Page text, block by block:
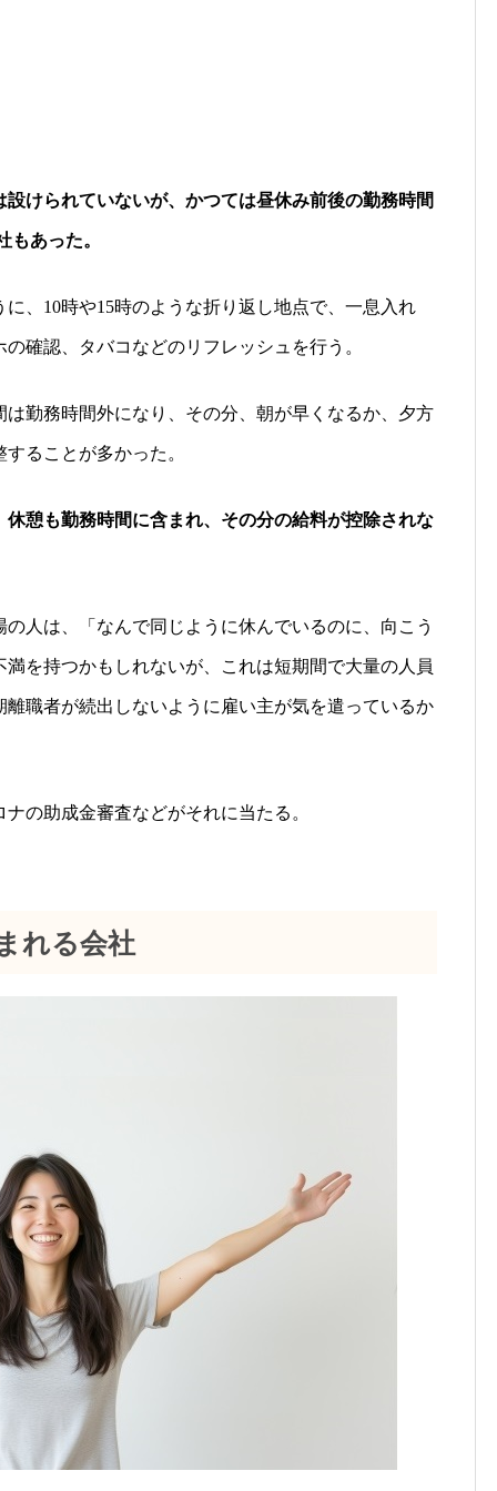
けられていないが、かつては昼休み前後の勤務時間
あった。
、 10時や15時のような折り返し地点で、一息入れ
確認、タバコなどのリフレッシュを行う。
勤務時間外になり、その分、朝が早くなるか、夕方
ることが多かった。
憩も勤務時間に含まれ、その分の給料が控除されな
人は、「なんで同じように休んでいるのに、向こう
を持つかもしれないが、これは短期間で大量の人員
職者が続出しないように雇い主が気を遣っているか
の助成金審査などがそれに当たる。
れる会社